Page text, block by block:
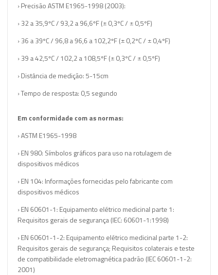
› Precisão ASTM E1965-1998 (2003):
› 32 a 35,9ºC / 93,2 a 96,6ºF (± 0,3ºC / ± 0,5ºF)
› 36 a 39ºC / 96,8 a 96,6 a 102,2ºF (± 0,2ºC / ± 0,4ºF)
› 39 a 42,5ºC / 102,2 a 108,5ºF (± 0,3ºC / ± 0,5ºF)
› Distância de medição: 5-15cm
› Tempo de resposta: 0,5 segundo
Em conformidade com as normas:
› ASTM E1965-1998
› EN 980: Símbolos gráficos para uso na rotulagem de
dispositivos médicos
› EN 104: Informações fornecidas pelo fabricante com
dispositivos médicos
› EN 60601-1: Equipamento elétrico medicinal parte 1:
Requisitos gerais de segurança (IEC: 60601-1:1998)
› EN 60601-1-2: Equipamento elétrico medicinal parte 1-2:
Requisitos gerais de segurança; Requisitos colaterais e teste
de compatibilidade eletromagnética padrão (IEC 60601-1-2:
2001)